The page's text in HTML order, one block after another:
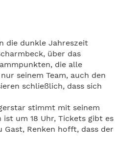
die dunkle Jahreszeit
über das
die alle
seinem Team, auch den
schließlich, dass sich
stimmt mit seinem
ist um 18 Uhr, Tickets gibt es
Gast, Renken hofft, dass der